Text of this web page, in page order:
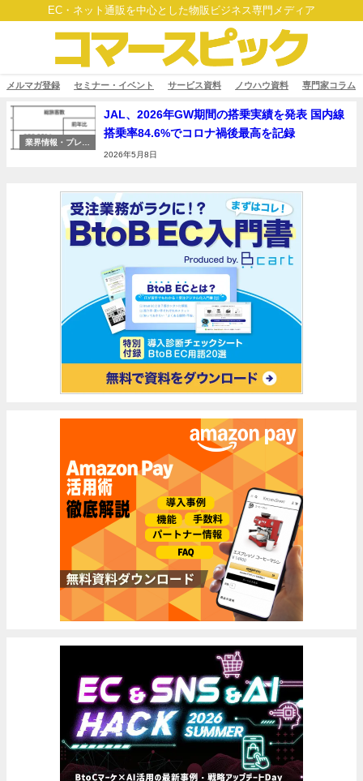
EC・ネット通販を中心とした物販ビジネス専門メディア
メルマガ登録 セミナー・イベント サービス資料 ノウハウ資料 専門家コラム
業界情報・プレス
JAL、2026年GW期間の搭乗実績を発表 国内線
搭乗率84.6%でコロナ禍後最高を記録
2026年5月8日